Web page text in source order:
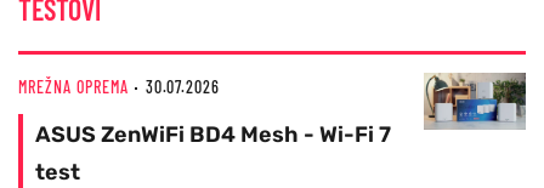
TESTOVI
MREŽNA OPREMA 30.07.2026
ASUS ZenWiFi BD4 Mesh - Wi-Fi 7
test